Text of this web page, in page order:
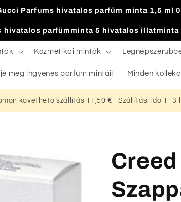
Parfums hivatalos parfüm minta 1,5 ml
hivatalos parfümminta 5 hivatalos illatminta
Kozmetikai minták
meg ingyenes parfüm mintáit Minden
követhető szállítás 11,50 € · Szállítási idő 1–3